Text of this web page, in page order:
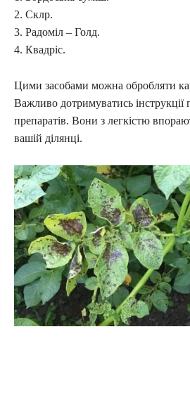
2. Склр.
3. Радоміл – Голд.
4. Квадріс.
Цими засобами можна обробляти
Важливо дотримуватись інструкції
препаратів. Вони з легкістю
вашій ділянці.